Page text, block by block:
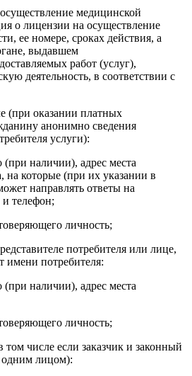
медицинской
о лицензии на осуществление
ее номере, сроках действия, а
выдавшем
работ (услуг),
деятельность, в соответствии с
(при оказании платных
анонимно сведения
услуги):
наличии), адрес места
на которые (при их указании в
направлять ответы на
телефон;
личность;
потребителя или лице,
имени потребителя:
наличии), адрес места
личность;
том числе если заказчик и законный
одним лицом):